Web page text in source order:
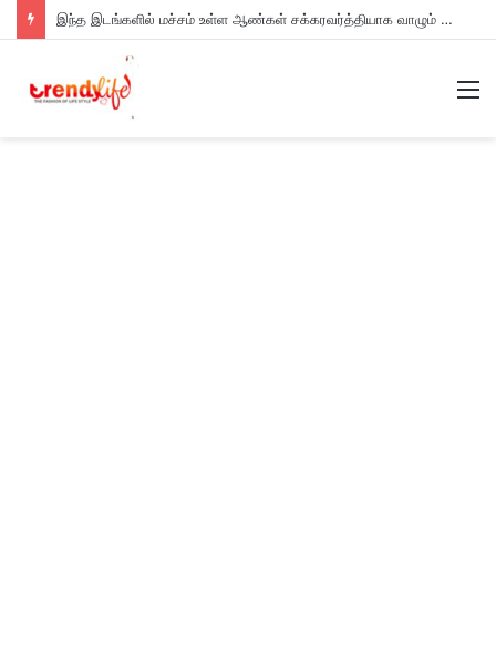
இந்த இடங்களில் மச்சம் உள்ள ஆண்கள் சக்கரவர்த்தியாக வாழும் அதிர்ஷ்டம் உள்ளவர்களாம் – உங்களுக்கு இருக்கா?